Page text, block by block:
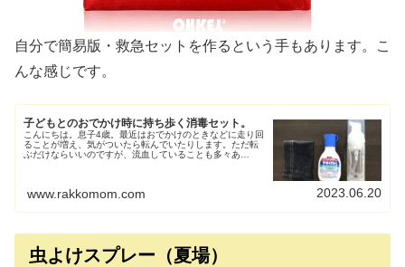
自分で簡易版・救急セットを作るという手もあります。こ
んな感じです。
子どもとのおでかけ時に持ち歩く消毒セット。
こんにちは。息子4歳。最近はおでかけのときなどに走り回
ることが増え、気がついたら転んでいたりします。ただ転
ぶだけならいいのですが、流血していることも多々あ
www.rakkomom.com 2023.06.20
虫よけスプレー（夏場）